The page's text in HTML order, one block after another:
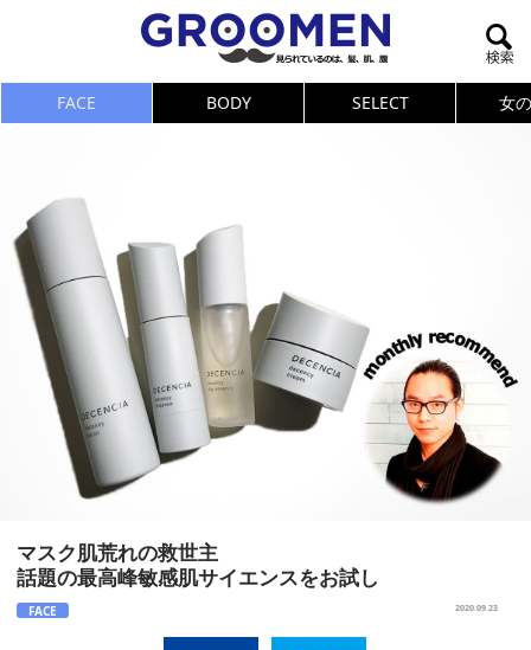
FACE BODY SELECT 女
マスク肌荒れの救世主
話題の最高峰敏感肌サイエンスをお試し
FACE 2020.09.23